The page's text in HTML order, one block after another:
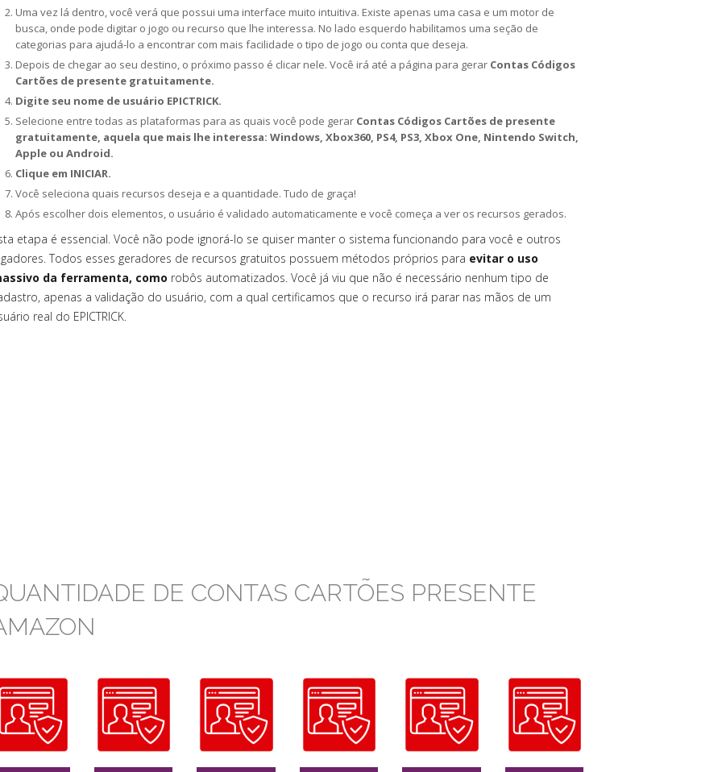
Uma vez lá dentro, você verá que possui uma interface muito intuitiva. Existe apenas uma casa e um motor de
busca, onde pode digitar o jogo ou recurso que lhe interessa. No lado esquerdo habilitamos uma seção de
categorias para ajudá-lo a encontrar com mais facilidade o tipo de jogo ou conta que deseja.
Depois de chegar ao seu destino, o próximo passo é clicar nele. Você irá até a página para gerar Contas Códigos
Cartões de presente gratuitamente.
Digite seu nome de usuário EPICTRICK.
Selecione entre todas as plataformas para as quais você pode gerar Contas Códigos Cartões de presente
gratuitamente, aquela que mais lhe interessa: Windows, Xbox360, PS4, PS3, Xbox One, Nintendo Switch,
Apple ou Android.
Clique em INICIAR.
Você seleciona quais recursos deseja e a quantidade. Tudo de graça!
Após escolher dois elementos, o usuário é validado automaticamente e você começa a ver os recursos gerados.
etapa é essencial. Você não pode ignorá-lo se quiser manter o sistema funcionando para você e outros
Todos esses geradores de recursos gratuitos possuem métodos próprios para evitar o uso
da ferramenta, como robôs automatizados. Você já viu que não é necessário nenhum tipo de
apenas a validação do usuário, com a qual certificamos que o recurso irá parar nas mãos de um
real do EPICTRICK.
DE CONTAS CARTÕES PRESENTE